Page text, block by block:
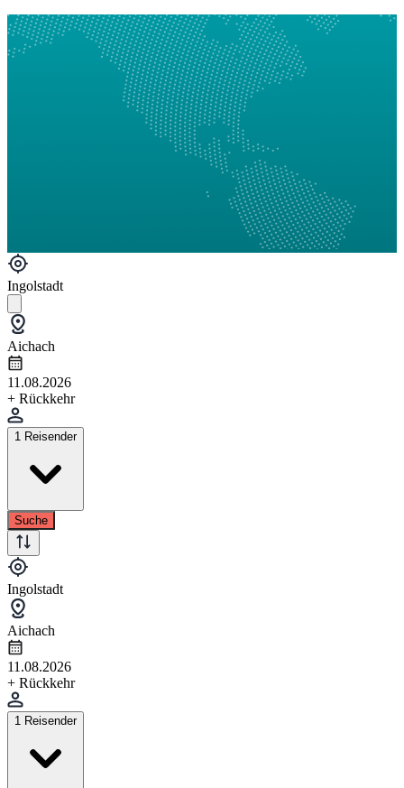
Ingolstadt
Aichach
11.08.2026
+ Rückkehr
1 Reisender
Suche
Ingolstadt
Aichach
11.08.2026
+ Rückkehr
1 Reisender